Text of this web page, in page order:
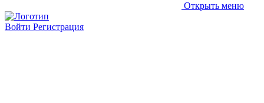
Открыть меню
Войти Регистрация